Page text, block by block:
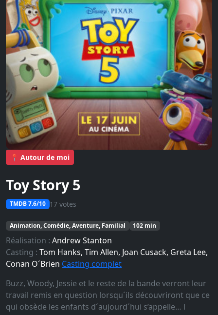
📍 Autour de moi
Toy Story 5
TMDB 7.6/10 17 votes
Animation, Comédie, Aventure, Familial 102 min
Réalisation : Andrew Stanton
Casting : Tom Hanks, Tim Allen, Joan Cusack, Greta Lee,
Conan O´Brien Casting complet
Buzz, Woody, Jessie et le reste de la bande verront leur
travail remis en question lorsqu´ils découvriront que ce
qui obsède les enfants d´aujourd´hui s’appelle… l